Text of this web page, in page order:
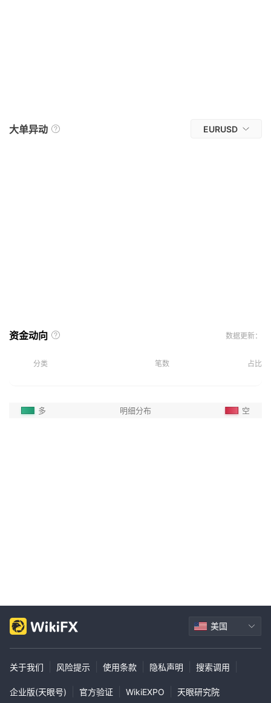
大单异动 EURUSD
资金动向 数据更新：
分类 笔数 占比
多 明细分布 空
美国
关于我们 风险提示 使用条款 隐私声明 搜索调用
企业版(天眼号) 官方验证 WikiEXPO 天眼研究院